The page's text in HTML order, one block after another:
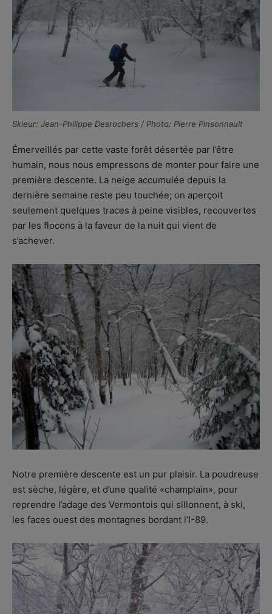
Skieur: Jean-Philippe Desrochers / Photo: Pierre Pinsonnault
Émerveillés par cette vaste forêt désertée par l’être
humain, nous nous empressons de monter pour faire une
première descente. La neige accumulée depuis la
dernière semaine reste peu touchée; on aperçoit
seulement quelques traces à peine visibles, recouvertes
par les flocons à la faveur de la nuit qui vient de
s’achever.
Notre première descente est un pur plaisir. La poudreuse
est sèche, légère, et d’une qualité «champlain», pour
reprendre l’adage des Vermontois qui sillonnent, à ski,
les faces ouest des montagnes bordant l’I-89.